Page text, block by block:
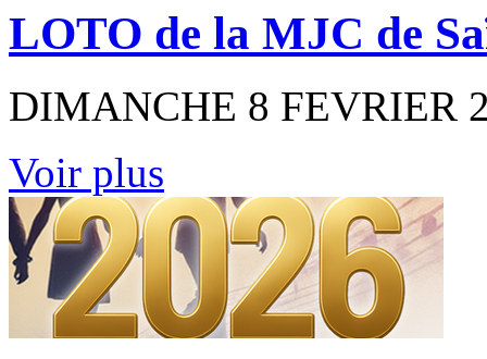
LOTO de la MJC de
DIMANCHE 8 FEVRIER
Voir plus